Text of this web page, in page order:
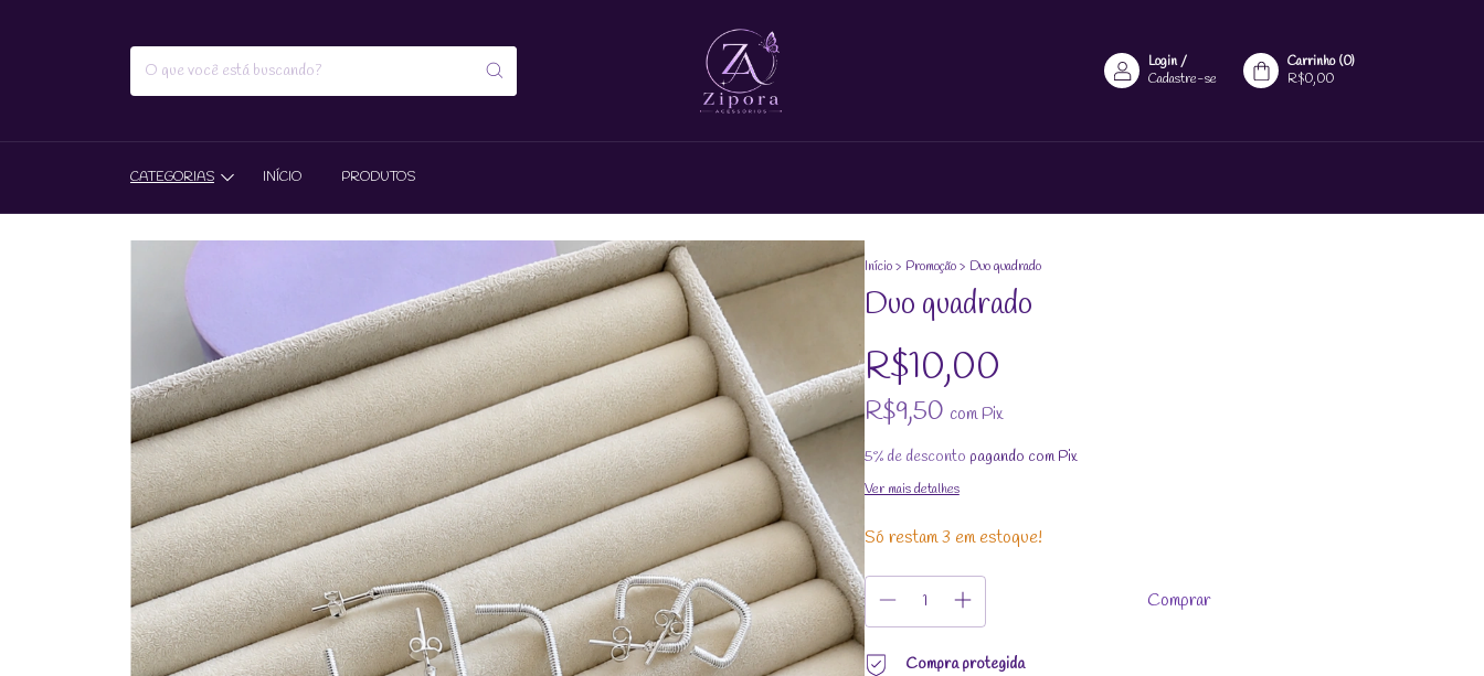
Login/
Cadastre-se
Carrinho (0)
R$0,00
CATEGORIAS INÍCIO PRODUTOS
Início > Promoção > Duo quadrado
Duo quadrado
R$10,00
R$9,50 com Pix
5% de desconto pagando com Pix
Ver mais detalhes
Só restam3 em estoque!
Compra protegida